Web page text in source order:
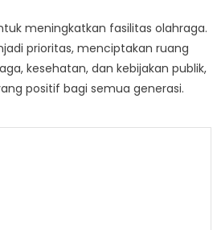
meningkatkan fasilitas olahraga.
prioritas, menciptakan ruang
kesehatan, dan kebijakan publik,
positif bagi semua generasi.